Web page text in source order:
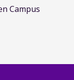
Campus